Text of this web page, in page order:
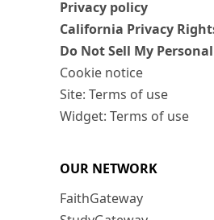
Privacy policy
California Privacy
Do Not Sell My
Cookie notice
Site: Terms of use
Widget: Terms of use
OUR NETWORK
FaithGateway